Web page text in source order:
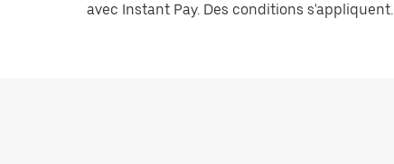
avec Instant Pay. Des conditions s'appliquent.